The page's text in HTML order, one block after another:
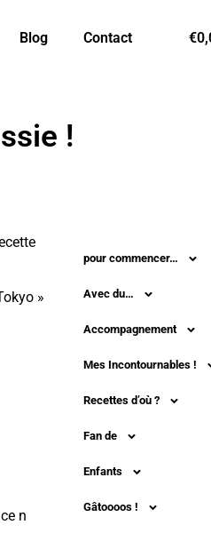
Blog Contact €
!
»
n
pour commencer…
Avec du…
Accompagnement
Mes Incontournables !
Recettes d’où ?
Fan de
Enfants
Gâtoooos !